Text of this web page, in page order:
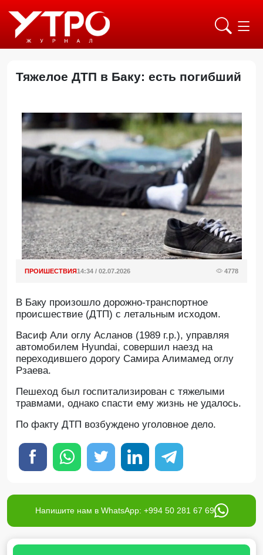
Тяжелое ДТП в Баку: есть погибший
ПРОИШЕСТВИЯ14:34 / 02.07.2026 4778
В Баку произошло дорожно-транспортное
происшествие (ДТП) с летальным исходом.
Васиф Али оглу Асланов (1989 г.р.), управляя
автомобилем Hyundai, совершил наезд на
переходившего дорогу Самира Алимамед оглу
Рзаева.
Пешеход был госпитализирован с тяжелыми
травмами, однако спасти ему жизнь не удалось.
По факту ДТП возбуждено уголовное дело.
Напишите нам в WhatsApp: +994 50 281 67 69